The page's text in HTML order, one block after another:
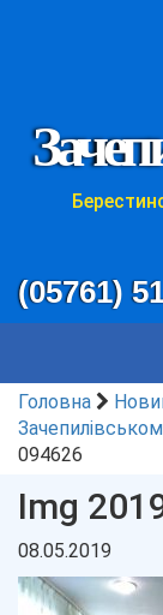
(05761)
Головна
094626
Img
08.05.2019